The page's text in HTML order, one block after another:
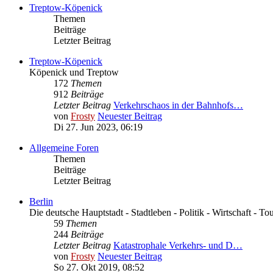
Treptow-Köpenick
Themen
Beiträge
Letzter Beitrag
Treptow-Köpenick
Köpenick und Treptow
172 Themen
912 Beiträge
Letzter Beitrag Verkehrschaos in der Bahnhofs…
von Frosty Neuester Beitrag
Di 27. Jun 2023, 06:19
Allgemeine Foren
Themen
Beiträge
Letzter Beitrag
Berlin
Die deutsche Hauptstadt - Stadtleben - Politik - Wirtschaft -
59 Themen
244 Beiträge
Letzter Beitrag Katastrophale Verkehrs- und D…
von Frosty Neuester Beitrag
So 27. Okt 2019, 08:52